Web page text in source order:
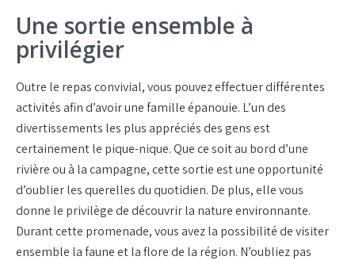
Une sortie ensemble à
privilégier
Outre le repas convivial, vous pouvez effectuer différentes
activités afin d’avoir une famille épanouie. L’un des
divertissements les plus appréciés des gens est
certainement le pique-nique. Que ce soit au bord d’une
rivière ou à la campagne, cette sortie est une opportunité
d’oublier les querelles du quotidien. De plus, elle vous
donne le privilège de découvrir la nature environnante.
Durant cette promenade, vous avez la possibilité de visiter
ensemble la faune et la flore de la région. N’oubliez pas